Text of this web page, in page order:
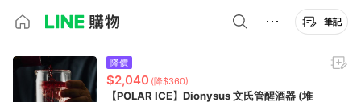
筆記
降價
$2,040 (降$360)
【POLAR ICE】Dionysus 文氏管醒酒器 (堆